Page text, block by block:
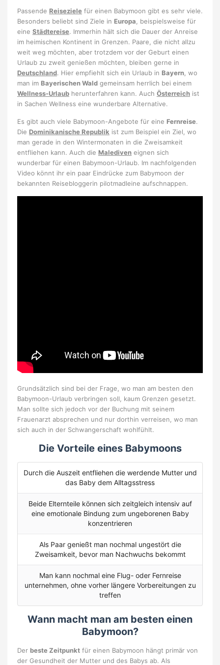
Passende Reiseziele für einen Babymoon gibt es sehr viele.
Besonders beliebt sind Ziele in Europa, beispielsweise für
eine Städtereise. Immerhin hält sich die Dauer der Anreise
im heimischen Kontinent in Grenzen. Paare, die nicht allzu
weit weg möchten, aber trotzdem vor der Geburt einen
Urlaub zu zweit genießen möchten, bleiben gerne in
Deutschland. Hier empfiehlt sich ein Urlaub in Bayern, wo
man im Bayerischen Wald gemeinsam herrlich bei einem
Wellness-Urlaub herunterfahren kann. Auch Österreich ist
in Sachen Wellness eine wunderbare Alternative.
Es gibt auch viele Babymoon-Angebote für eine Fernreise.
Die Dominikanische Republik ist zum Beispiel ein Ziel, wo
man gerade in den Wintermonaten in die Zweisamkeit
entfliehen kann. Auch die Malediven eignen sich
wunderbar für einen Babymoon-Urlaub. Im nachfolgenden
Video könnt ihr ein paar Eindrücke zum Babymoon der
bekannten Reisebloggerin pilotmadleine aufschnappen.
Grundsätzlich sind bei der Frage, wo man am besten den
Babymoon-Urlaub verbringen soll, kaum Grenzen gesetzt.
Man sollte sich jedoch vor der Buchung mit seinem
Frauenarzt absprechen und nur dorthin verreisen, wo man
sich auch in der Schwangerschaft wohlfühlt.
Die Vorteile eines Babymoons
Durch die Auszeit entfliehen die werdende Mutter und
das Baby dem Alltagsstress
Beide Elternteile können sich zeitgleich intensiv auf
eine emotionale Bindung zum ungeborenen Baby
konzentrieren
Als Paar genießt man nochmal ungestört die
Zweisamkeit, bevor man Nachwuchs bekommt
Man kann nochmal eine Flug- oder Fernreise
unternehmen, ohne vorher längere Vorbereitungen zu
treffen
Wann macht man am besten einen
Babymoon?
Der beste Zeitpunkt für einen Babymoon hängt primär von
der Gesundheit der Mutter und des Babys ab. Als